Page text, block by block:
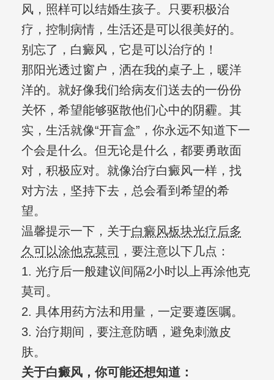
风，照样可以结婚生孩子。只要积极治
疗，控制病情，生活还是可以很美好的。
别忘了，白癜风，它是可以治疗的！
那阳光透过窗户，洒在我的桌子上，暖洋
洋的。就好像我们给病友们送去的一份份
关怀，希望能够驱散他们心中的阴霾。其
实，生活就像“开盲盒”，你永远不知道下一
个会是什么。但无论是什么，都要勇敢面
对，积极应对。就像治疗白癜风一样，找
对方法，坚持下去，总会看到希望的希
望。
温馨提示一下，关于白癜风板块光疗后多
久可以涂他克莫司
，要注意以下几点：
1. 光疗后一般建议间隔2小时以上再涂他克
莫司。
2. 具体用药方法和用量，一定要遵医嘱。
3. 治疗期间，要注意防晒，避免刺激皮
肤。
关于白癜风，你可能还想知道：